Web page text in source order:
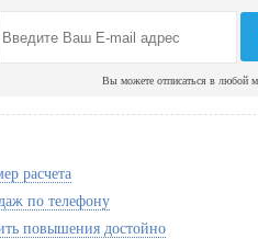
Вы можете отписаться в любой
расчета
по телефону
повышения достойно